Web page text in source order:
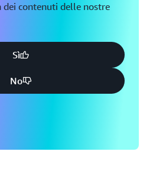
contenuti delle nostre
Sì
No